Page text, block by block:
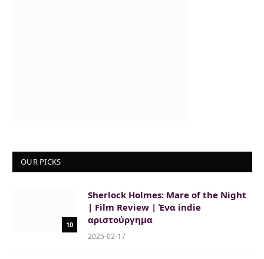
OUR PICKS
10
Sherlock Holmes: Mare of the Night
| Film Review | Ένα indie
αριστούργημα
2025-02-17